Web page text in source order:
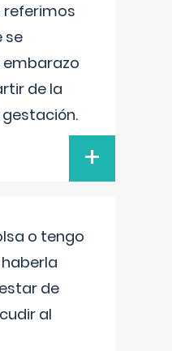
referimos
se
embarazo
de la
+
o tengo
de
al